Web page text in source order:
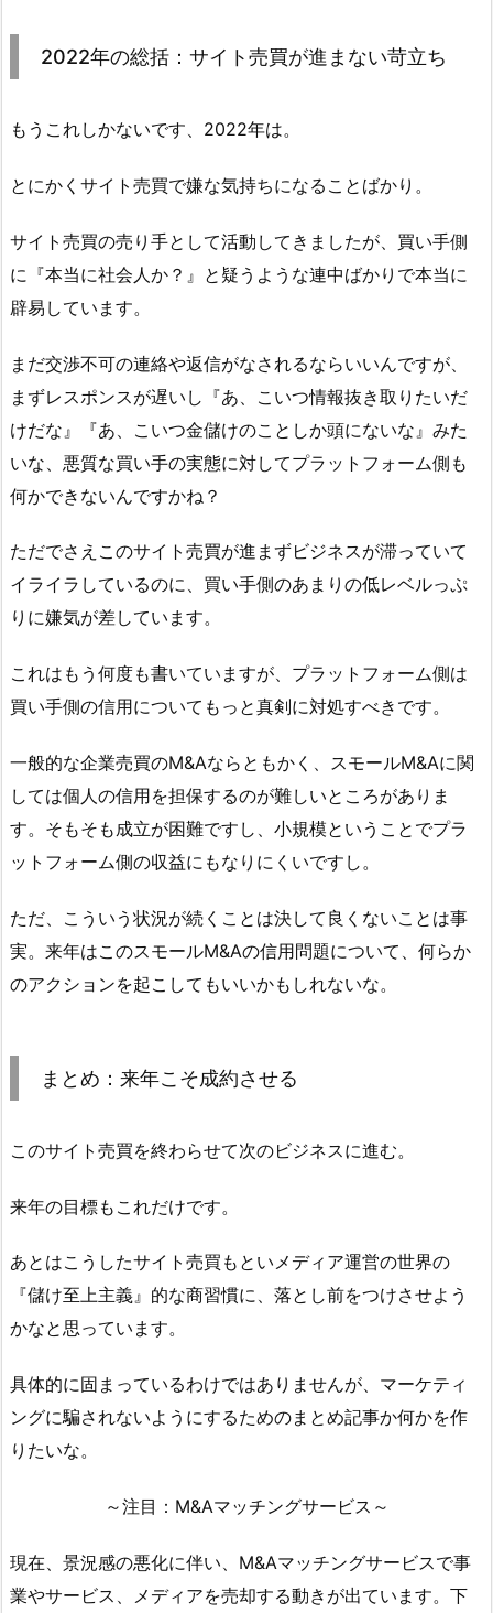
2022年の総括：サイト売買が進まない苛立ち
もうこれしかないです、2022年は。
とにかくサイト売買で嫌な気持ちになることばかり。
サイト売買の売り手として活動してきましたが、買い手側
に『本当に社会人か？』と疑うような連中ばかりで本当に
辟易しています。
まだ交渉不可の連絡や返信がなされるならいいんですが、
まずレスポンスが遅いし『あ、こいつ情報抜き取りたいだ
けだな』『あ、こいつ金儲けのことしか頭にないな』みた
いな、悪質な買い手の実態に対してプラットフォーム側も
何かできないんですかね？
ただでさえこのサイト売買が進まずビジネスが滞っていて
イライラしているのに、買い手側のあまりの低レベルっぷ
りに嫌気が差しています。
これはもう何度も書いていますが、プラットフォーム側は
買い手側の信用についてもっと真剣に対処すべきです。
一般的な企業売買のM&Aならともかく、スモールM&Aに関
しては個人の信用を担保するのが難しいところがありま
す。そもそも成立が困難ですし、小規模ということでプラ
ットフォーム側の収益にもなりにくいですし。
ただ、こういう状況が続くことは決して良くないことは事
実。来年はこのスモールM&Aの信用問題について、何らか
のアクションを起こしてもいいかもしれないな。
まとめ：来年こそ成約させる
このサイト売買を終わらせて次のビジネスに進む。
来年の目標もこれだけです。
あとはこうしたサイト売買もといメディア運営の世界の
『儲け至上主義』的な商習慣に、落とし前をつけさせよう
かなと思っています。
具体的に固まっているわけではありませんが、マーケティ
ングに騙されないようにするためのまとめ記事か何かを作
りたいな。
～注目：M&Aマッチングサービス～
現在、景況感の悪化に伴い、M&Aマッチングサービスで事
業やサービス、メディアを売却する動きが出ています。下